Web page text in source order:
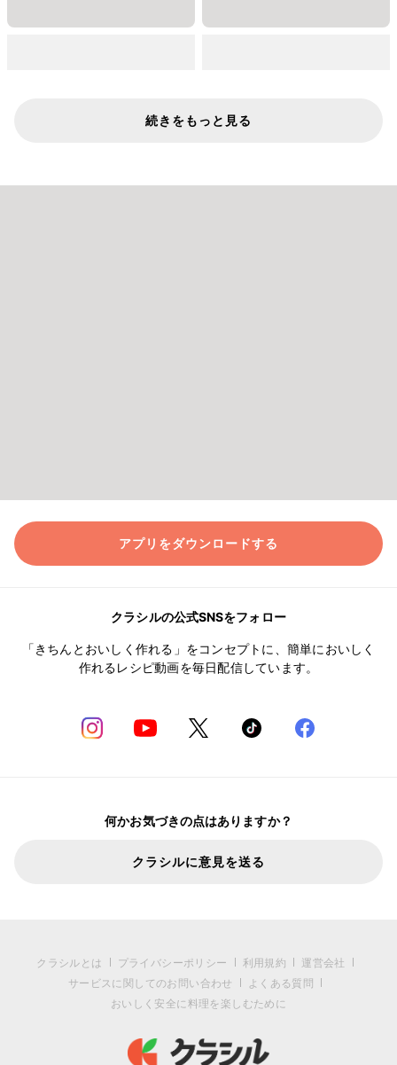
続きをもっと見る
アプリをダウンロードする
クラシルの公式SNSをフォロー
「きちんとおいしく作れる」をコンセプトに、簡単においしく
作れるレシピ動画を毎日配信しています。
何かお気づきの点はありますか？
クラシルに意見を送る
クラシルとは プライバシーポリシー 利用規約
運営会社
サービスに関してのお問い合わせ
よくある質問
おいしく安全に料理を楽しむために